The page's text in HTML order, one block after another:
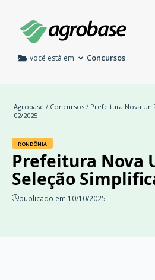
você está em Concursos
Agrobase / Concursos / Prefeitura Nova
02/2025
RONDÔNIA
Prefeitura Nova
Seleção
publicado em 10/10/2025